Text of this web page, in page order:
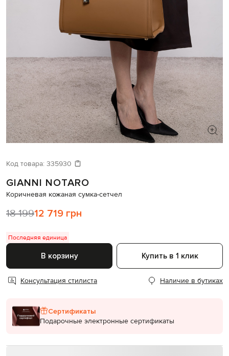
Давайте подберем что-то еще
Код товара: 335930
GIANNI NOTARO
Коричневая кожаная сумка-сетчел
18 19912 719 грн
Последняя единица
В корзину Купить в 1 клик
Консультация стилиста Наличие в бутиках
Сертификаты
Подарочные электронные сертификаты